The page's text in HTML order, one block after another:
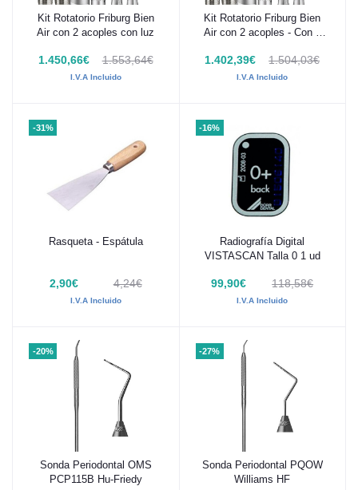
Añadir al carrito
Kit Rotatorio Friburg Bien
Air con 2 acoples con luz
1.450,66€ 1.553,64€
I.V.A Incluido
Añadir al carrito
Kit Rotatorio Friburg Bien
Air con 2 acoples - Con y
1.402,39€ 1.504,03€
I.V.A Incluido
-31%
Añadir al carrito
Rasqueta - Espátula
2,90€ 4,24€
I.V.A Incluido
-16%
Añadir al carrito
Radiografía Digital
VISTASCAN Talla 0 1 ud
99,90€ 118,58€
I.V.A Incluido
-20%
Añadir al carrito
Sonda Periodontal OMS
PCP115B Hu-Friedy
-27%
Añadir al carrito
Sonda Periodontal PQOW
Williams HF